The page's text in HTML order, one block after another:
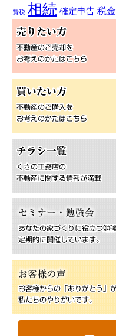
費税 相続 確定申告 税金